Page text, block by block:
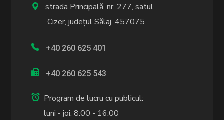
strada Principală, nr. 277, satul
Cizer, județul Sălaj, 457075
+40 260 625 401
+40 260 625 543
Program de lucru cu publicul:
luni - joi: 8:00 - 16:00